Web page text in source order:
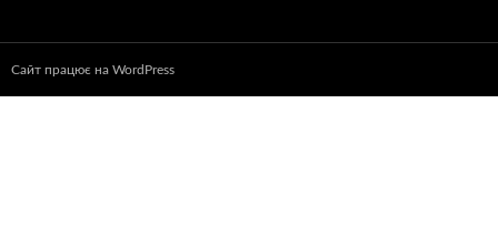
Сайт працює на WordPress